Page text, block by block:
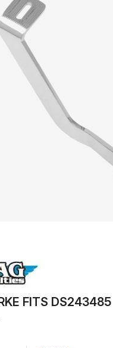
FITS DS243485